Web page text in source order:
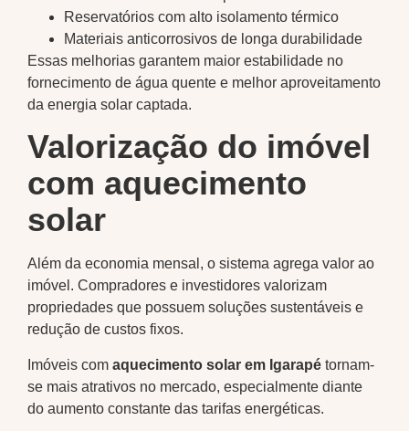
Reservatórios com alto isolamento térmico
Materiais anticorrosivos de longa durabilidade
Essas melhorias garantem maior estabilidade no
fornecimento de água quente e melhor aproveitamento
da energia solar captada.
Valorização do imóvel
com aquecimento
solar
Além da economia mensal, o sistema agrega valor ao
imóvel. Compradores e investidores valorizam
propriedades que possuem soluções sustentáveis e
redução de custos fixos.
Imóveis com aquecimento solar em Igarapé tornam-
se mais atrativos no mercado, especialmente diante
do aumento constante das tarifas energéticas.